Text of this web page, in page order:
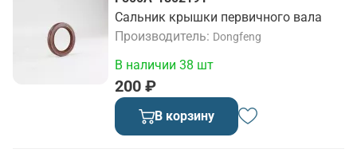
Сальник крышки первичного вала
Производитель
Dongfeng
200 ₽
В наличии 38 шт
В корзину